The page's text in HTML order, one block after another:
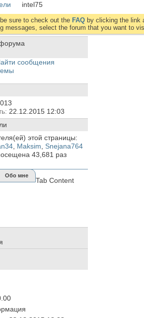
intel75
sure to check out the FAQ by clicking the link
messages, select the forum that you want to
сообщения
22.12.2015 12:03
этой страницы:
Maksim
Snejana764
43,681 раз
Обо мне
Tab Content